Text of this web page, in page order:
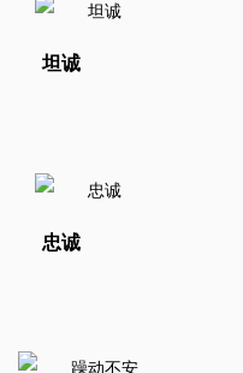
坦诚
忠诚